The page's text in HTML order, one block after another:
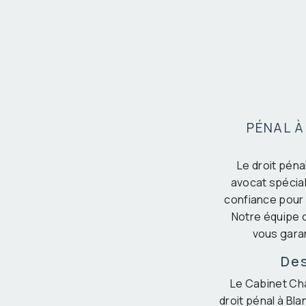
PÉNAL
Le droit
avocat
confiance
Notre équipe
vous
Le Cabinet
droit pénal à